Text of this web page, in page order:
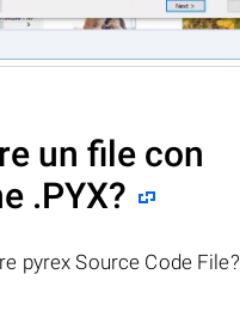
un file con
.PYX?
pyrex Source Code File?